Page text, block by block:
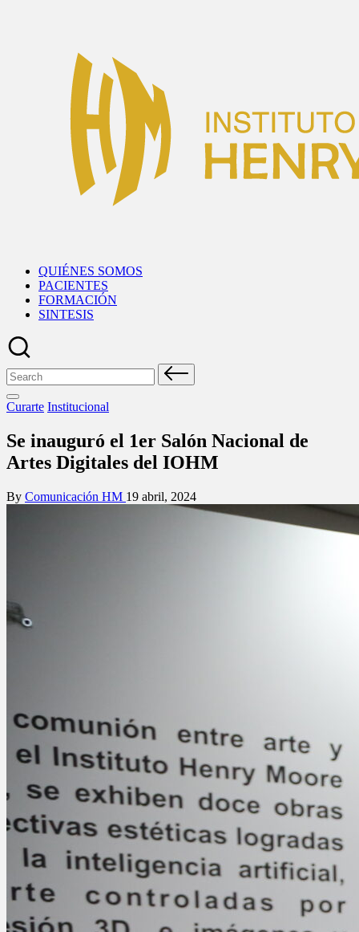
QUIÉNES SOMOS
PACIENTES
FORMACIÓN
SINTESIS
Search
for:
Posted
Curarte Institucional
Se inauguró el 1er Salón Nacional de
Artes Digitales del IOHM
Posted
By Comunicación HM 19 abril, 2024